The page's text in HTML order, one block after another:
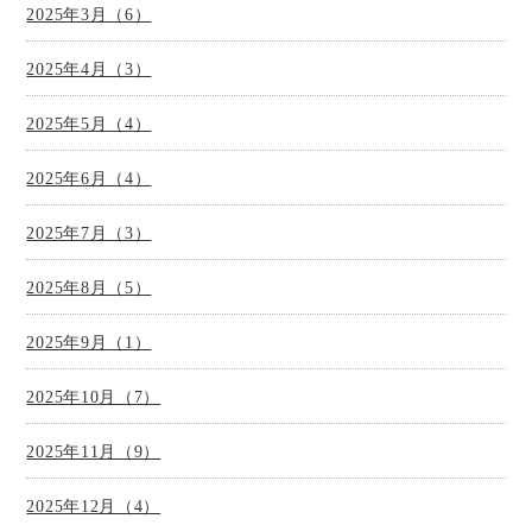
2025年3月（6）
2025年4月（3）
2025年5月（4）
2025年6月（4）
2025年7月（3）
2025年8月（5）
2025年9月（1）
2025年10月（7）
2025年11月（9）
2025年12月（4）